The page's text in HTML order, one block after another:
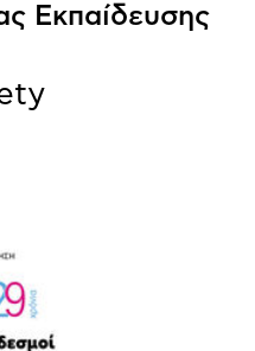
Εκπαίδευσης